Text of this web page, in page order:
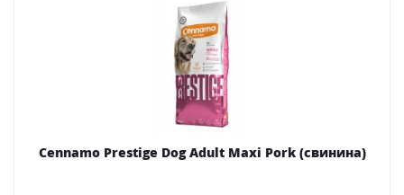
Cennamo Prestige Dog Adult Maxi Pork (свинина)